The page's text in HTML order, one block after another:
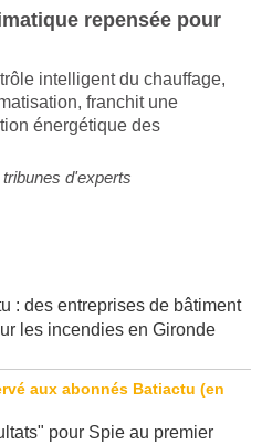
repensée pour
intelligent du chauffage,
franchit une
énergétique des
d'experts
: des entreprises de bâtiment
les incendies en Gironde
pour Spie au premier